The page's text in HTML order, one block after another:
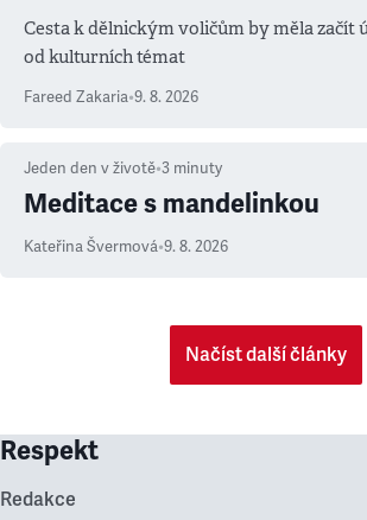
Cesta k dělnickým voličům by měla začít
od kulturních témat
Fareed Zakaria•9. 8. 2026
Jeden den v životě•3 minuty
Meditace s mandelinkou
Kateřina Švermová•9. 8. 2026
Načíst další články
Respekt
Redakce